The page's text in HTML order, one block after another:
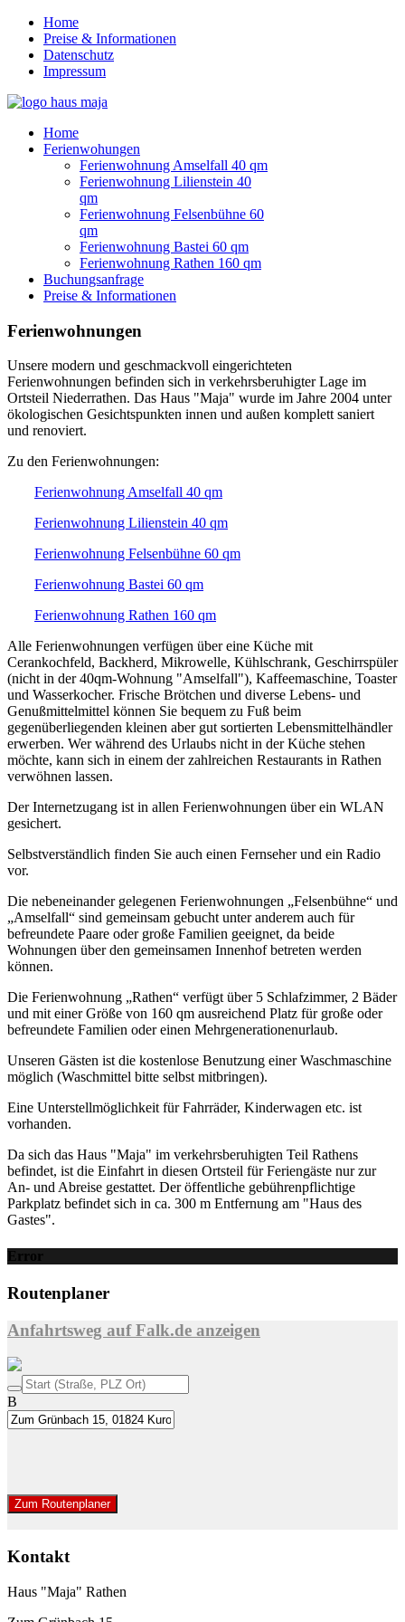
Home
Preise & Informationen
Datenschutz
Impressum
Home
Ferienwohungen
Ferienwohnung Amselfall 40 qm
Ferienwohnung Lilienstein 40
qm
Ferienwohnung Felsenbühne 60
qm
Ferienwohnung Bastei 60 qm
Ferienwohnung Rathen 160 qm
Buchungsanfrage
Preise & Informationen
Ferienwohnungen
Unsere modern und geschmackvoll eingerichteten
Ferienwohnungen befinden sich in verkehrsberuhigter Lage im
Ortsteil Niederrathen. Das Haus "Maja" wurde im Jahre 2004 unter
ökologischen Gesichtspunkten innen und außen komplett saniert
und renoviert.
Zu den Ferienwohnungen:
Ferienwohnung Amselfall 40 qm
Ferienwohnung Lilienstein 40 qm
Ferienwohnung Felsenbühne 60 qm
Ferienwohnung Bastei 60 qm
Ferienwohnung Rathen 160 qm
Alle Ferienwohnungen verfügen über eine Küche mit
Cerankochfeld, Backherd, Mikrowelle, Kühlschrank, Geschirrspüler
(nicht in der 40qm-Wohnung "Amselfall"), Kaffeemaschine, Toaster
und Wasserkocher. Frische Brötchen und diverse Lebens- und
Genußmittelmittel können Sie bequem zu Fuß beim
gegenüberliegenden kleinen aber gut sortierten Lebensmittelhändler
erwerben. Wer während des Urlaubs nicht in der Küche stehen
möchte, kann sich in einem der zahlreichen Restaurants in Rathen
verwöhnen lassen.
Der Internetzugang ist in allen Ferienwohnungen über ein WLAN
gesichert.
Selbstverständlich finden Sie auch einen Fernseher und ein Radio
vor.
Die nebeneinander gelegenen Ferienwohnungen „Felsenbühne“ und
„Amselfall“ sind gemeinsam gebucht unter anderem auch für
befreundete Paare oder große Familien geeignet, da beide
Wohnungen über den gemeinsamen Innenhof betreten werden
können.
Die Ferienwohnung „Rathen“ verfügt über 5 Schlafzimmer, 2 Bäder
und mit einer Größe von 160 qm ausreichend Platz für große oder
befreundete Familien oder einen Mehrgenerationenurlaub.
Unseren Gästen ist die kostenlose Benutzung einer Waschmaschine
möglich (Waschmittel bitte selbst mitbringen).
Eine Unterstellmöglichkeit für Fahrräder, Kinderwagen etc. ist
vorhanden.
Da sich das Haus "Maja" im verkehrsberuhigten Teil Rathens
befindet, ist die Einfahrt in diesen Ortsteil für Feriengäste nur zur
An- und Abreise gestattet. Der öffentliche gebührenpflichtige
Parkplatz befindet sich in ca. 300 m Entfernung am "Haus des
Gastes".
Error
Routenplaner
Anfahrtsweg auf Falk.de anzeigen
B
Zum Routenplaner
Kontakt
Haus "Maja" Rathen